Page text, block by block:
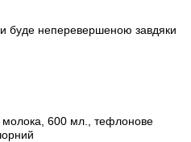
буде неперевершеною завдяки
молока, 600 мл., тефлонове